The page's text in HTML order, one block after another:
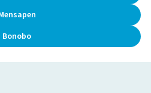
Bonobo